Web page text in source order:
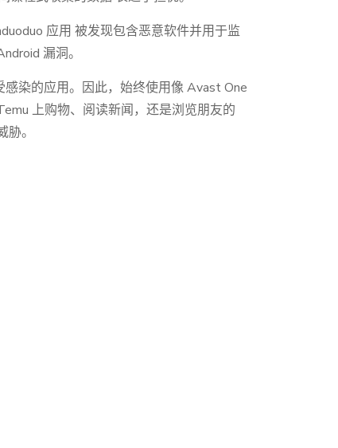
应用 被发现包含恶意软件并用于监
漏洞。
染的应用。因此，始终使用像 Avast One
上购物、阅读新闻，还是浏览朋友的
。